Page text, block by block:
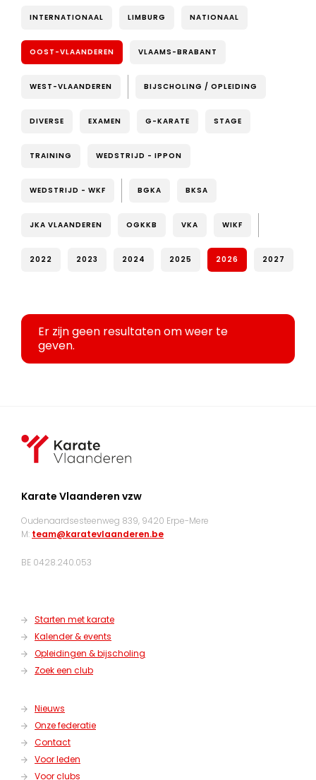
INTERNATIONAAL LIMBURG NATIONAAL
OOST-VLAANDEREN VLAAMS-BRABANT
WEST-VLAANDEREN BIJSCHOLING / OPLEIDING
DIVERSE EXAMEN G-KARATE STAGE
TRAINING WEDSTRIJD - IPPON
WEDSTRIJD - WKF BGKA BKSA
JKA VLAANDEREN OGKKB VKA WIKF
2022 2023 2024 2025 2026 2027
Er zijn geen resultaten om weer te
geven.
Karate Vlaanderen vzw
Oudenaardsesteenweg 839, 9420 Erpe-Mere
M: team@karatevlaanderen.be
BE 0428.240.053
Starten met karate
Kalender & events
Opleidingen & bijscholing
Zoek een club
Nieuws
Onze federatie
Contact
Voor leden
Voor clubs